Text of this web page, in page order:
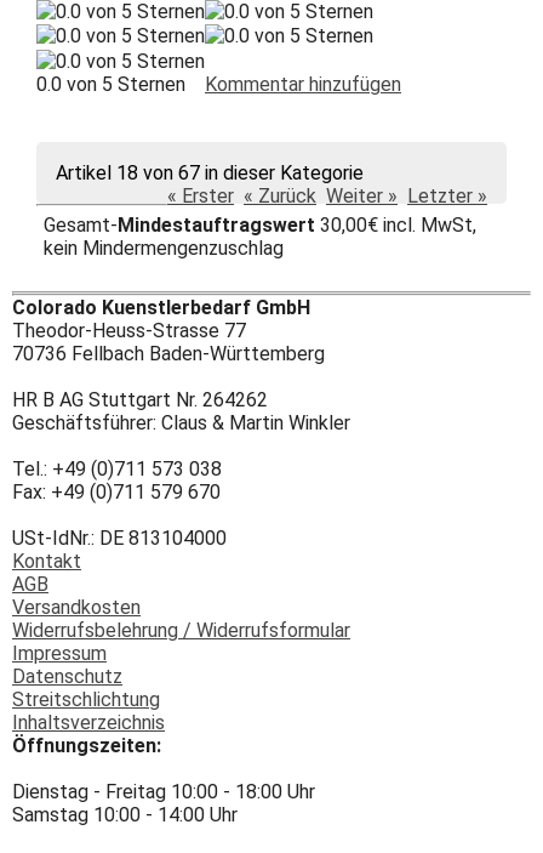
0.0 von 5 Sternen Kommentar hinzufügen
Artikel 18 von 67 in dieser Kategorie
« Erster « Zurück Weiter » Letzter »
Gesamt-Mindestauftragswert 30,00€ incl. MwSt,
kein Mindermengenzuschlag
Colorado Kuenstlerbedarf GmbH
Theodor-Heuss-Strasse 77
70736 Fellbach Baden-Württemberg
HR B AG Stuttgart Nr. 264262
Geschäftsführer: Claus & Martin Winkler
Tel.: +49 (0)711 573 038
Fax: +49 (0)711 579 670
USt-IdNr.: DE 813104000
Kontakt
AGB
Versandkosten
Widerrufsbelehrung / Widerrufsformular
Impressum
Datenschutz
Streitschlichtung
Inhaltsverzeichnis
Öffnungszeiten:
Dienstag - Freitag 10:00 - 18:00 Uhr
Samstag 10:00 - 14:00 Uhr